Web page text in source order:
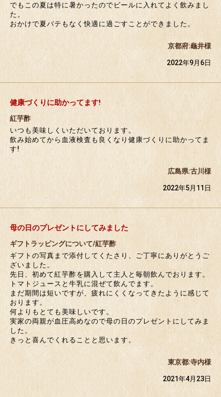
でもこの夏は特に暑かったのでビールに入れてよく飲みまし
た。
おかけで夏バテもなく快適に過ごすことができました。
京都府:龜井様
2022年9月6日
健康づくりに助かってます!
紅芋酢
いつも美味しくいただいております。
飲み始めてから血液検査も良くなり健康づくりに助かってま
す!
広島県:古川様
2022年5月11日
母の日のプレゼントにしてみました
ギフトラッピングについて/紅芋酢
ギフトの写真まで添付してくたさり、ご丁寧にありがとうご
ざいました。
先日、初めて紅芋酢を購入して主人と毎朝飲んでおります。
トマトジュースと牛乳に混ぜて飲んでます。
まだ期間は短いですが、疲れにくくなってきたように感じて
おります。
何よりもとても美味しいです。
実家の両親が血圧高めなので母の日のプレゼントにしてみま
した。
きっと喜んでくれることと思います。
東京都:寺内様
2021年4月23日